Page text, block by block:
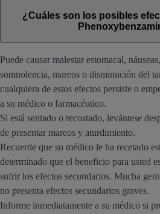
¿Cuáles son los posibles
Puede causar malestar estomacal,
somnolencia, mareos o disminución del
cualquiera de estos efectos persiste o
a su médico o farmacéutico.
Si está sentado o recostado, levántese
de presentar mareos y aturdimiento.
Recuerde que su médico le ha recetado
determinado que el beneficio para usted
sufrir los efectos secundarios. Mucha
no presenta efectos secundarios graves.
Informe inmediatamente a su médico si